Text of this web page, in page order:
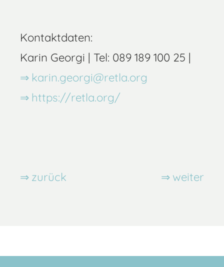
Kontaktdaten:
Karin Georgi | Tel: 089 189 100 25 |
karin.georgi@retla.org
https://retla.org/
zurück weiter